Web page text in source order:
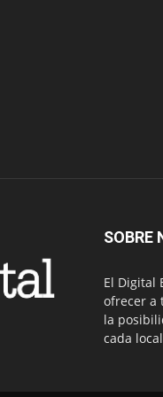
SOBRE
El Digital
ofrecer a
la
cada